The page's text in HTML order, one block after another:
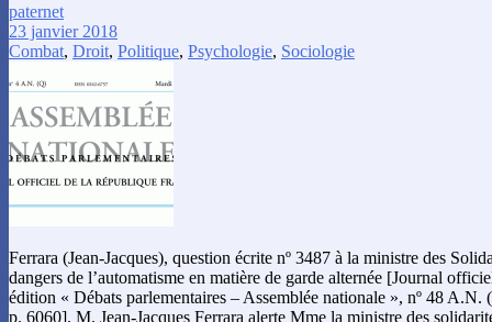
paternet
23 janvier 2018
Combat, Droit, Politique, Psychologie, Sociologie
Ferrara (Jean-Jacques), question écrite nº 3487 à la ministre des
dangers de l’automatisme en matière de garde alternée [Journal
édition « Débats parlementaires – Assemblée nationale », nº 48 A.N.
p. 6060]. M. Jean-Jacques Ferrara alerte Mme la ministre des